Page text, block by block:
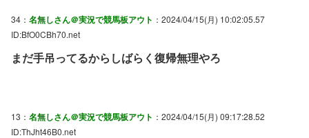
34： 名無しさん＠実況で競馬板アウト ：2024/04/15(月) 10:02:05.57
ID:BfO0CBh70.net
まだ手吊ってるからしばらく復帰無理やろ
13： 名無しさん＠実況で競馬板アウト ：2024/04/15(月) 09:17:28.52
ID:ThJht46B0.net